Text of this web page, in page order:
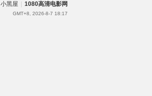
小黑屋 1080高清电影网
GMT+8, 2026-8-7 18:17